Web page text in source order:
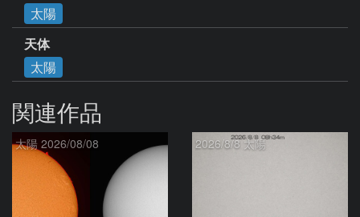
太陽
天体
太陽
関連作品
太陽 2026/08/08 2026/8/8 太陽